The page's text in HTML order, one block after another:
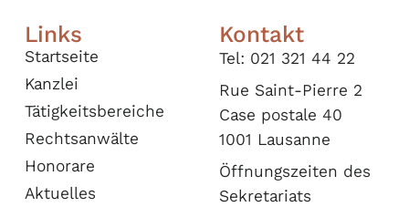
Links
Startseite
Kanzlei
Tätigkeitsbereiche
Rechtsanwälte
Honorare
Aktuelles
Kontakt
Tel: 021 321 44 22
Rue Saint-Pierre 2
Case postale 40
1001 Lausanne​
Öffnungszeiten des
Sekretariats